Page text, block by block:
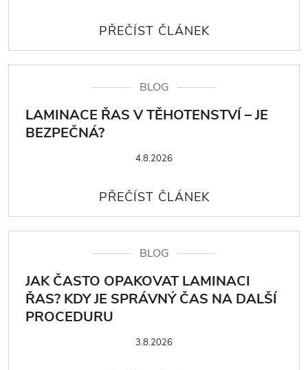
BLOG
LAMINACE ŘAS V TĚHOTENSTVÍ – JE
BEZPEČNÁ?
4.8.2026
BLOG
JAK ČASTO OPAKOVAT LAMINACI
ŘAS? KDY JE SPRÁVNÝ ČAS NA DALŠÍ
PROCEDURU
3.8.2026